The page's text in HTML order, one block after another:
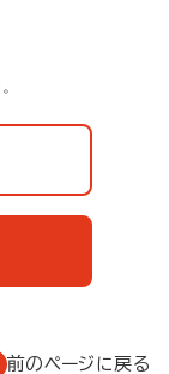
前のページに戻る